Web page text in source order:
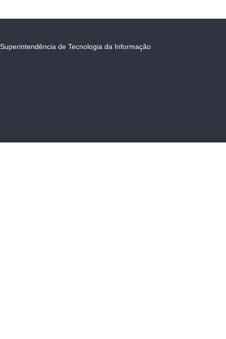
Superintendência de Tecnologia da Informação